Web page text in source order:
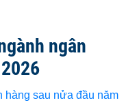
ngân